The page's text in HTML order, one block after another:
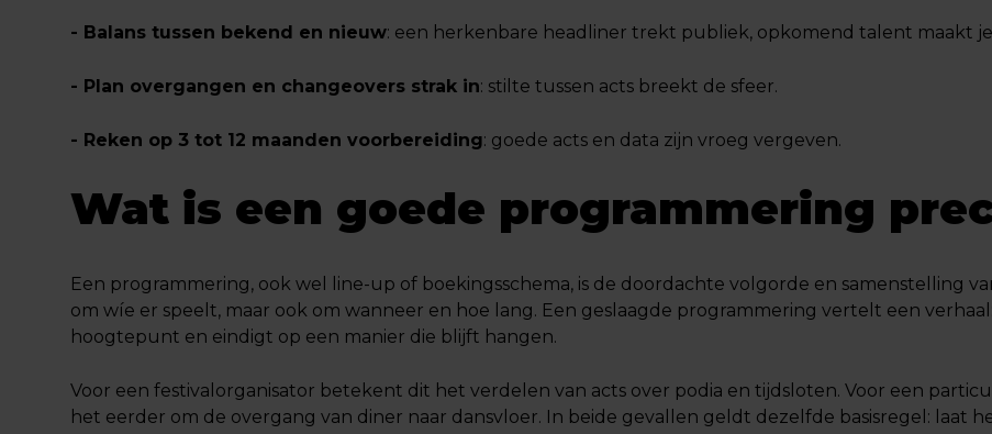
- Balans tussen bekend en nieuw: een herkenbare headliner trekt publiek, opkomend talent maakt
- Plan overgangen en changeovers strak in: stilte tussen acts breekt de sfeer.
- Reken op 3 tot 12 maanden voorbereiding: goede acts en data zijn vroeg vergeven.
Wat is een goede programmering
Een programmering, ook wel line-up of boekingsschema, is de doordachte volgorde en samenstelling
om wíe er speelt, maar ook om wanneer en hoe lang. Een geslaagde programmering vertelt een
hoogtepunt en eindigt op een manier die blijft hangen.
Voor een festivalorganisator betekent dit het verdelen van acts over podia en tijdsloten. Voor een
het eerder om de overgang van diner naar dansvloer. In beide gevallen geldt dezelfde basisregel: laat